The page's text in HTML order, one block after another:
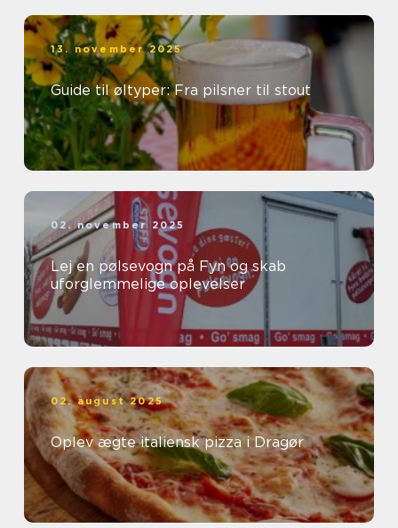
13. november 2025
Guide til øltyper: Fra pilsner til stout
02. november 2025
Lej en pølsevogn på Fyn og skab
uforglemmelige oplevelser
02. august 2025
Oplev ægte italiensk pizza i Dragør